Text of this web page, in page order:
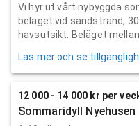
Vi hyr ut vårt nybyggda
beläget vid sandstrand,
havsutsikt. Beläget
Läs mer och se
12 000 - 14 000 kr per
Sommaridyll